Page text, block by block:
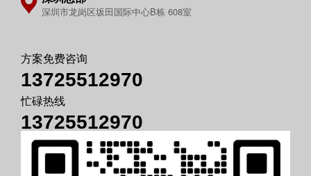
深圳市龙岗区坂田国际中心B栋 608室
方案免费咨询
13725512970
忙碌热线
13725512970